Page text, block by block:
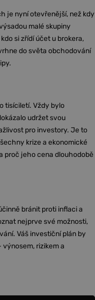
je nyní otevřenější, než kdy
malé skupiny
si zřídí účet u brokera,
do světa obchodování
tisíciletí. Vždy bylo
udržet svou
pro investory. Je to
krize a ekonomické
proč jeho cena dlouhodobě
bránit proti inflaci a
nejprve své možnosti,
Váš investiční plán by
rizikem a